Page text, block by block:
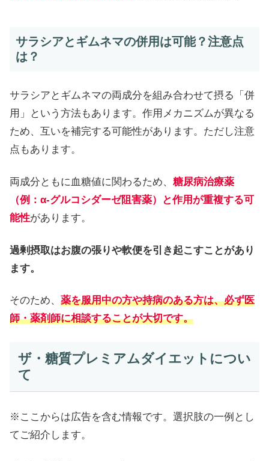
サラシアとギムネマの併用は可能？注意点
は？
サラシアとギムネマの両成分を組み合わせて摂る「併
用」という方法もあります。作用メカニズムが異なる
ため、互いを補完する可能性があります。ただし注意
点もあります。
両成分ともに血糖値に関わるため、 糖尿病治療薬
（例：α-グルコシダーゼ阻害薬）と作用が重複する可
能性があります。
過剰摂取はお腹の張りや軟便を引き起こすことがあり
ます。
そのため、 薬を服用中の方や持病のある方は、必ず医
師・薬剤師に相談することが大切です。
ザ・糖質プレミアムダイエットについ
て
※ここからは広告を含む情報です。選択肢の一例とし
てご紹介します。